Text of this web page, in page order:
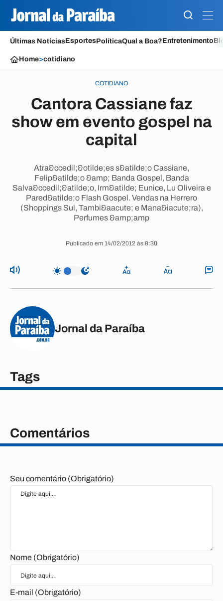
Últimas NotíciasEsportesPolíticaQual a Boa?Entretenimento
Home>cotidiano
COTIDIANO
Cantora Cassiane faz
show em evento gospel na
capital
Atra&ccedil;&otilde;es s&atilde;o Cassiane,
Felip&atilde;o &amp; Banda Gospel, Banda
Salva&ccedil;&atilde;o, Irm&atilde; Eunice, Lu Oliveira e
Pared&atilde;o Flash Gospel. Vendas na Herrero
(Shoppings Sul, Tambi&aacute; e Mana&iacute;ra),
Perfumes &amp;amp
Publicado em 14/02/2012 às 8:30
Jornal da Paraíba
Tags
Comentários
Seu comentário (Obrigatório)
Nome (Obrigatório)
E-mail (Obrigatório)